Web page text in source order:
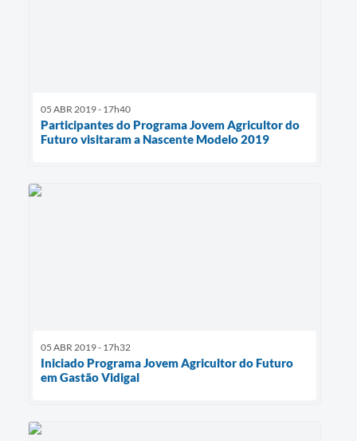
05 ABR 2019 - 17h40
Participantes do Programa Jovem Agricultor do
Futuro visitaram a Nascente Modelo 2019
05 ABR 2019 - 17h32
Iniciado Programa Jovem Agricultor do Futuro
em Gastão Vidigal